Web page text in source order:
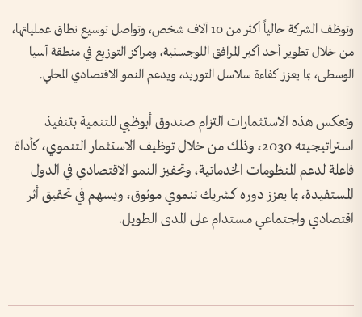
وتوظف الشركة حالياً أكثر من 10 آلاف شخص، وتواصل توسيع نطاق عملياتها،
من خلال تطوير أحد أكبر المرافق اللوجستية، ومراكز التوزيع في منطقة آسيا
الوسطى، بما يعزز كفاءة سلاسل التوريد، ويدعم النمو الاقتصادي المحلي.
وتعكس هذه الاستثمارات التزام صندوق أبوظبي للتنمية بتنفيذ
استراتيجيته 2030، وذلك من خلال توظيف الاستثمار التنموي، كأداة
فاعلة لدعم المنظومات الخدماتية، وتحفيز النمو الاقتصادي في الدول
المستفيدة، بما يعزز دوره كشريك تنموي موثوق، ويسهم في تحقيق أثر
اقتصادي واجتماعي مستدام على المدى الطويل.